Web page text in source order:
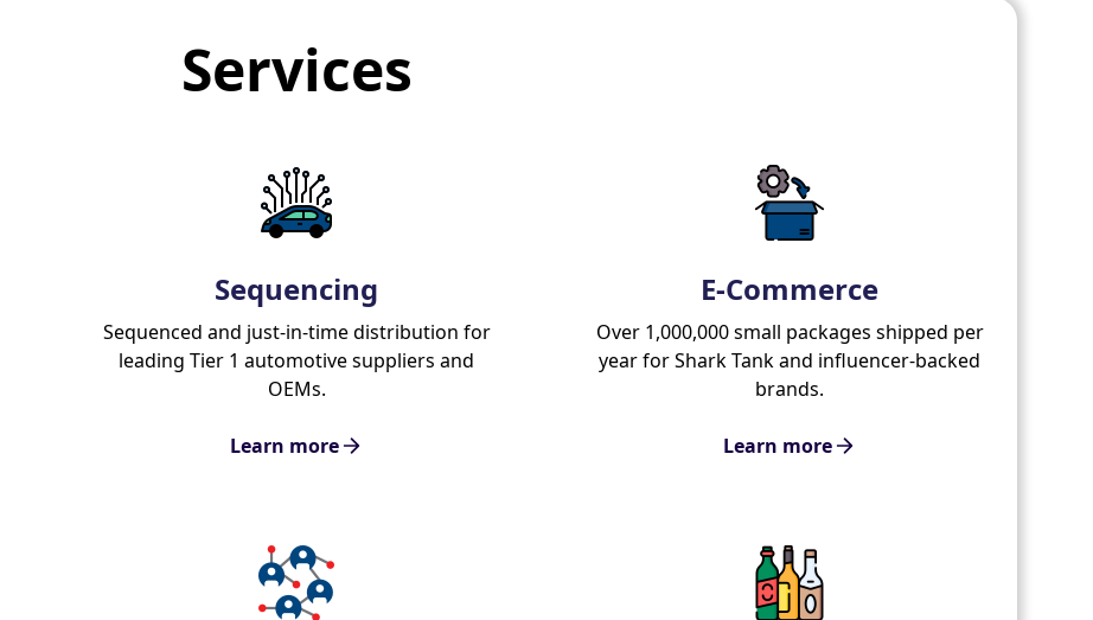
Services
Sequencing
Sequenced and just-in-time distribution for
leading Tier 1 automotive suppliers and
OEMs.
Learn more
E-Commerce
Over 1,000,000 small packages shipped per
year for Shark Tank and influencer-backed
brands.
Learn more